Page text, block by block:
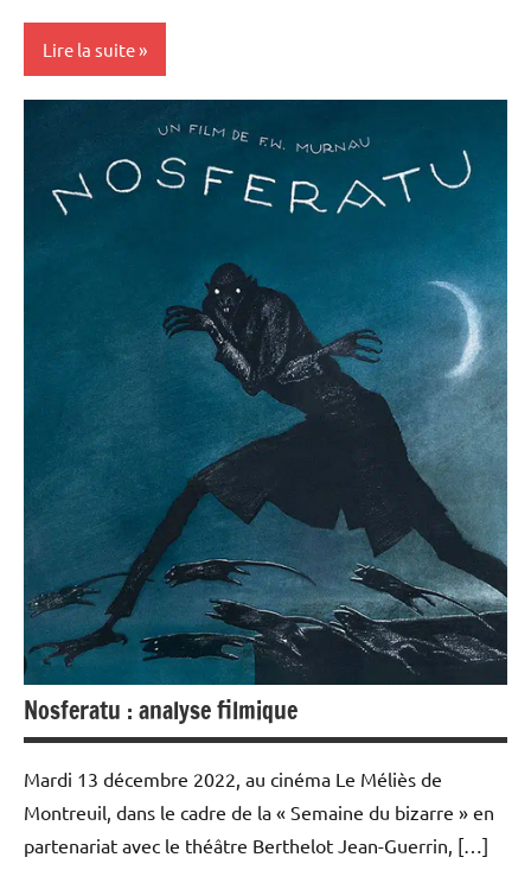
Lire la suite
filmées
Université
et Cours
Nosferatu : analyse filmique
Mardi 13 décembre 2022, au cinéma Le Méliès de
Montreuil, dans le cadre de la « Semaine du bizarre » en
partenariat avec le théâtre Berthelot Jean-Guerrin, […]